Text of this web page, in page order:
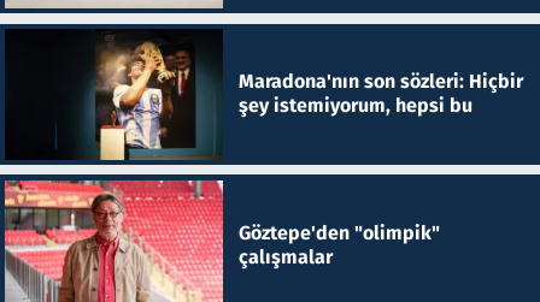
Maradona'nın son sözleri: Hiçbir
şey istemiyorum, hepsi bu
Göztepe'den "olimpik"
çalışmalar